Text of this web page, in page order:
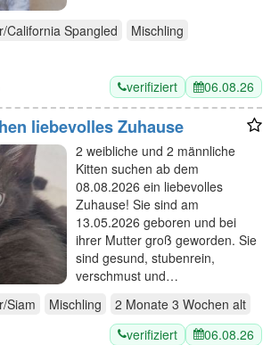
California Spangled
Mischling
verifiziert 06.08.26
liebevolles Zuhause
2 weibliche und 2 männliche
Kitten suchen ab dem
08.08.2026 ein liebevolles
Zuhause! Sie sind am
13.05.2026 geboren und bei
ihrer Mutter groß geworden. Sie
sind gesund, stubenrein,
verschmust und…
Siam
Mischling 2 Monate 3 Wochen alt
verifiziert 06.08.26